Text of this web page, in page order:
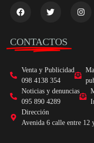
CONTACTOS
Venta y Publicidad
098 4138 354
Noticias y denuncias
095 890 4289
Dirección
Avenida 6 calle entre 12